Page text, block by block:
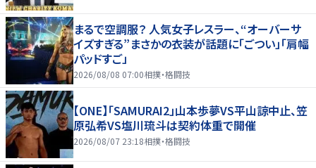
まるで空調服？ 人気女子レスラー、“オーバーサ
イズすぎる”まさかの衣装が話題に「ごつい」「肩幅
パッドすご」
2026/08/08 07:00相撲・格闘技
【ONE】「SAMURAI2」山本歩夢VS平山諒中止、笠
原弘希VS塩川琉斗は契約体重で開催
2026/08/07 23:18相撲・格闘技